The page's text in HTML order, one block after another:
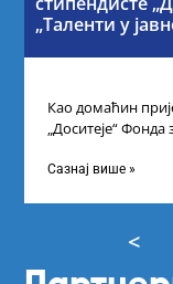
„Таленти у
Као домаћин
„Доситеје“
Сазнај више »
<